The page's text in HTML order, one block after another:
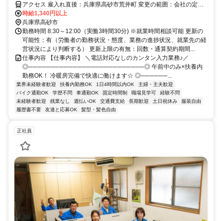
アクセス 雇入れ直後：兵庫県高砂市荒井町 変更の範囲：会社の定め
る就業場所＼アクセス／山陽電気鉄道本線「荒井駅」より徒歩で約12
分＼通勤備考／山陽電気鉄道本線「荒井駅」より徒歩で約12分自動
車・バイク・自転車通勤OK(敷地内無料駐車場あり)
時給1,340円以上
兵庫県高砂市
勤務時間 8:30～12:00（実働3時間30分) ※就業時間相談可能 更新の
可能性：有（労働者の勤務状況・態度、業務の進捗状況、就業先の経
営状況により判断する） 更新上限の有無：回数・通算契約期間...
仕事内容 【仕事内容】 ＼電話対応なしのカンタン入力業務♪／
◎──────────────────────────◎ 午前中のみ×扶養内
勤務OK！ 冷暖房完備で快適に働けます☆ ◎──────...
業界未経験者歓迎 扶養内勤務OK 1日4時間以内OK
主婦・主夫歓迎
バイク通勤OK
学歴不問 車通勤OK 固定時間制 職場見学可
経験不問
未経験者歓迎
残業なし 週払いOK 交通費支給 長期歓迎 土日祝休み
服装自由
履歴書不要
友達と応募OK 髪型・髪色自由
正社員